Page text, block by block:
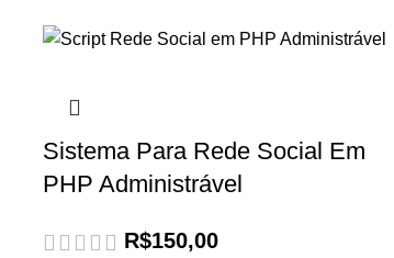
Sistema Para Rede Social Em
PHP Administrável
R$150,00